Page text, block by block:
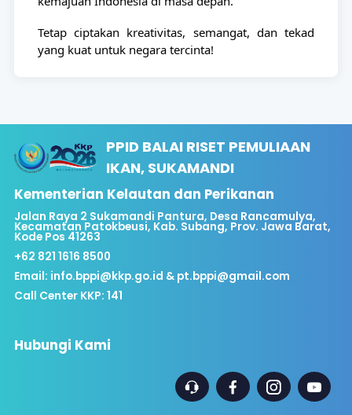
Tetap ciptakan kreativitas, semangat, dan tekad
yang kuat untuk negara tercinta!
PPID BALAI RISET PEMULIAAN
IKAN, SUKAMANDI
Kementerian Kelautan dan Perikanan
Jalan Raya 2 Sukamandi Pantura, Desa Rancamulya,
Kecamatan Patokbeusi, Kab. Subang, Prov. Jawa Barat,
Kode Pos 41263
+62 821 1616 8500
Email: info.bppi@kkp.go.id & pt.bppi@gmail.com
Call Center KKP: 141
Hubungi Kami